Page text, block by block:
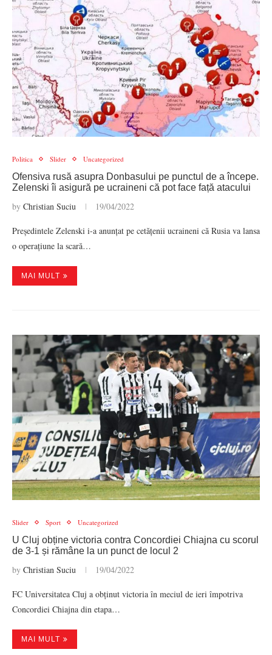
Politica Slider Uncategorized
Ofensiva rusă asupra Donbasului pe punctul de a începe.
Zelenski îi asigură pe ucraineni că pot face față atacului
by Christian Suciu 19/04/2022
Președintele Zelenski i-a anunțat pe cetățenii ucraineni că Rusia va lansa
o operațiune la scară…
MAI MULT
Slider Sport Uncategorized
U Cluj obține victoria contra Concordiei Chiajna cu scorul
de 3-1 și rămâne la un punct de locul 2
by Christian Suciu 19/04/2022
FC Universitatea Cluj a obținut victoria în meciul de ieri împotriva
Concordiei Chiajna din etapa…
MAI MULT